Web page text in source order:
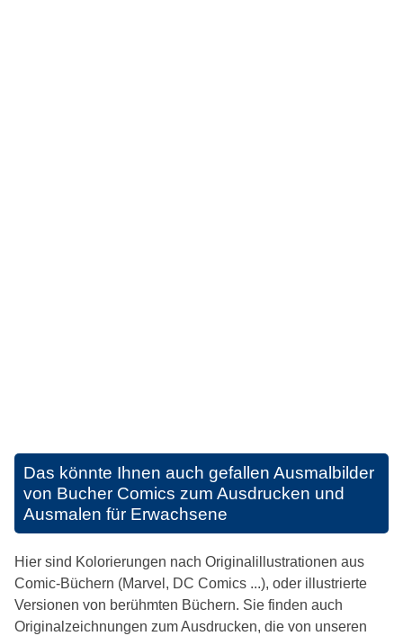
Das könnte Ihnen auch gefallen Ausmalbilder
von Bucher Comics zum Ausdrucken und
Ausmalen für Erwachsene
Hier sind Kolorierungen nach Originalillustrationen aus
Comic-Büchern (Marvel, DC Comics ...), oder illustrierte
Versionen von berühmten Büchern. Sie finden auch
Originalzeichnungen zum Ausdrucken, die von unseren